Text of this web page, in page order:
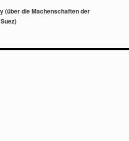
(über die Machenschaften der